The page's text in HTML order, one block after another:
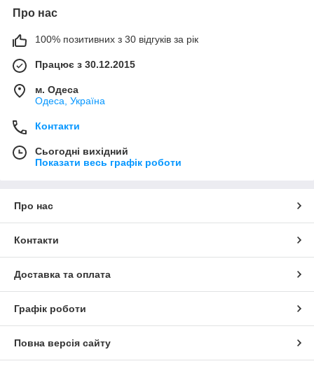
Про нас
100% позитивних з 30 відгуків за рік
Працює з 30.12.2015
м. Одеса
Одеса, Україна
Контакти
Сьогодні вихідний
Показати весь графік роботи
Про нас
Контакти
Доставка та оплата
Графік роботи
Повна версія сайту